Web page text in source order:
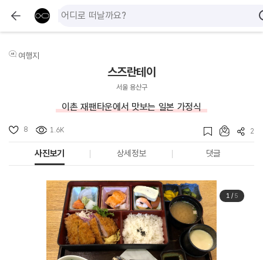
여행지
스즈란테이
서울 용산구
이촌 재팬타운에서 맛보는 일본 가정식
8 1.6K 2
사진보기 상세정보 댓글
1/ 5